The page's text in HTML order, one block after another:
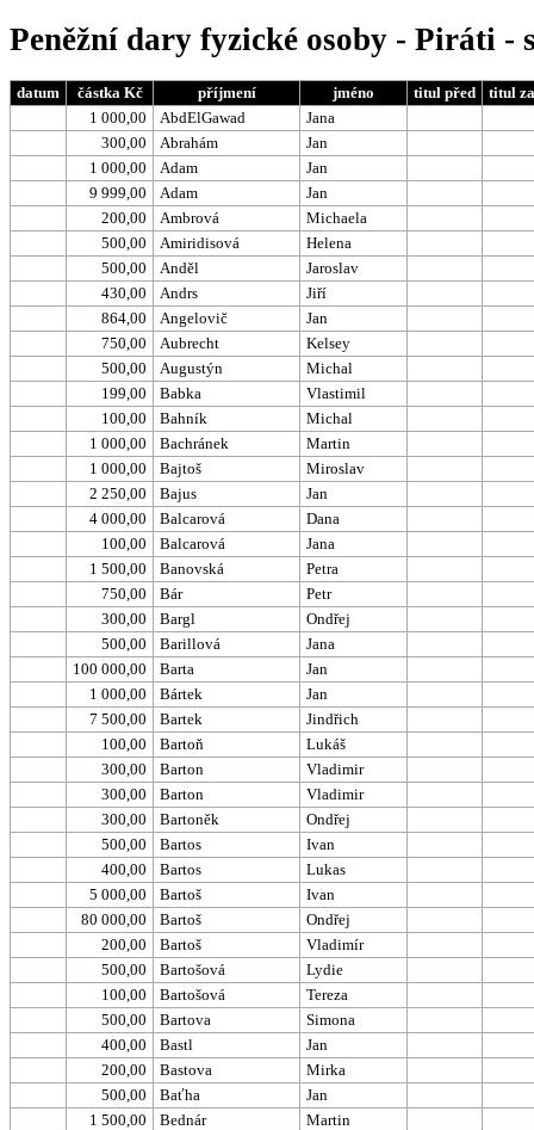
Peněžní dary fyzické osoby - Piráti -
datum částka Kč příjmení jméno titul před
titul za
1 000,00
AbdElGawad
Jana
300,00
Abrahám
Jan
1 000,00
Adam
Jan
9 999,00
Adam
Jan
200,00
Ambrová
Michaela
500,00
Amiridisová
Helena
500,00
Anděl
Jaroslav
430,00
Andrs
Jiří
864,00
Angelovič
Jan
750,00
Aubrecht
Kelsey
500,00
Augustýn
Michal
199,00
Babka
Vlastimil
100,00
Bahník
Michal
1 000,00
Bachránek
Martin
1 000,00
Bajtoš
Miroslav
2 250,00
Bajus
Jan
4 000,00
Balcarová
Dana
100,00
Balcarová
Jana
1 500,00
Banovská
Petra
750,00
Bár
Petr
300,00
Bargl
Ondřej
500,00
Barillová
Jana
100 000,00
Barta
Jan
1 000,00
Bártek
Jan
7 500,00
Bartek
Jindřich
100,00
Bartoň
Lukáš
300,00
Barton
Vladimir
300,00
Barton
Vladimir
300,00
Bartoněk
Ondřej
500,00
Bartos
Ivan
400,00
Bartos
Lukas
5 000,00
Bartoš
Ivan
80 000,00
Bartoš
Ondřej
200,00
Bartoš
Vladimír
500,00
Bartošová
Lydie
100,00
Bartošová
Tereza
500,00
Bartova
Simona
400,00
Bastl
Jan
200,00
Bastova
Mirka
500,00
Baťha
Jan
1 500,00
Bednár
Martin